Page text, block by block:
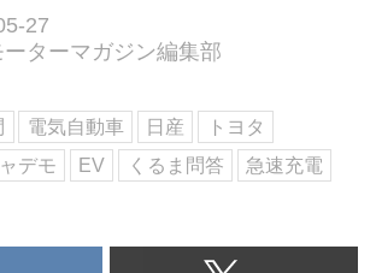
を詳しく解説します。
27
ターマガジン編集部
電気自動車 日産
トヨタ
デモ EV くるま問答
急速充電